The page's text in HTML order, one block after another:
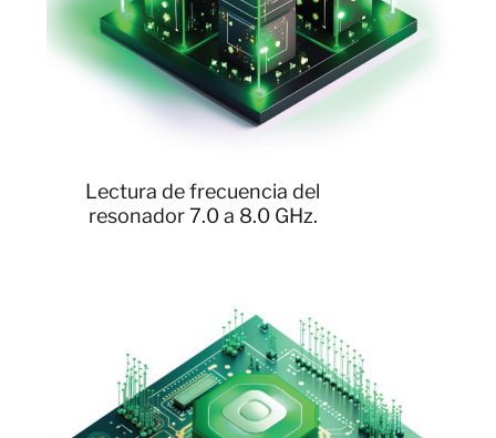
Lectura de frecuencia del
resonador 7.0 a 8.0 GHz.